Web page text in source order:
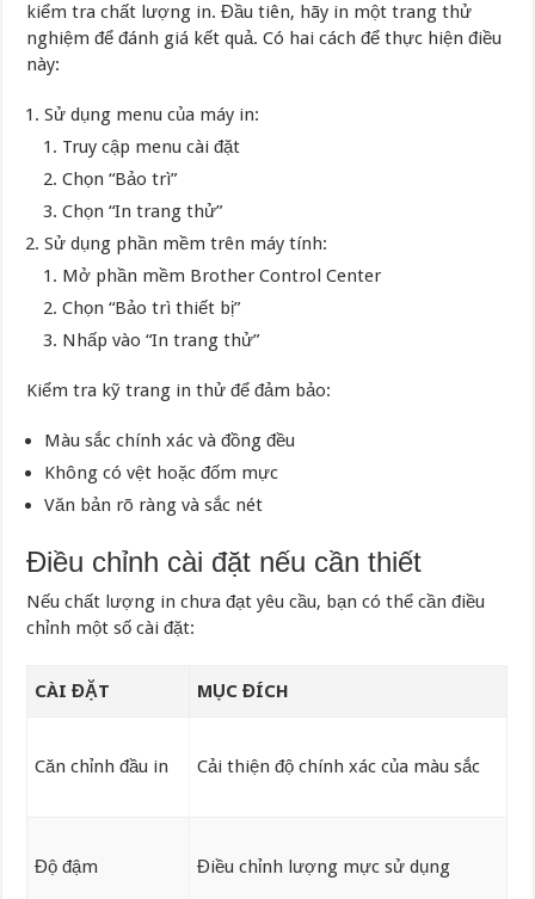
kiểm tra chất lượng in. Đầu tiên, hãy in một trang thử
nghiệm để đánh giá kết quả. Có hai cách để thực hiện điều
này:
Sử dụng menu của máy in:
Truy cập menu cài đặt
Chọn “Bảo trì”
Chọn “In trang thử”
Sử dụng phần mềm trên máy tính:
Mở phần mềm Brother Control Center
Chọn “Bảo trì thiết bị”
Nhấp vào “In trang thử”
Kiểm tra kỹ trang in thử để đảm bảo:
Màu sắc chính xác và đồng đều
Không có vệt hoặc đốm mực
Văn bản rõ ràng và sắc nét
Điều chỉnh cài đặt nếu cần thiết
Nếu chất lượng in chưa đạt yêu cầu, bạn có thể cần điều
chỉnh một số cài đặt:
CÀI ĐẶT MỤC ĐÍCH
Căn chỉnh đầu in Cải thiện độ chính xác của màu sắc
Độ đậm Điều chỉnh lượng mực sử dụng